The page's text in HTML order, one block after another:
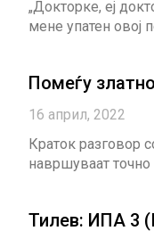
„Докторке, еј
мене упатен овој
Помеѓу
16 април, 2022
Краток разговор
навршуваат
Тилев: ИПА 3